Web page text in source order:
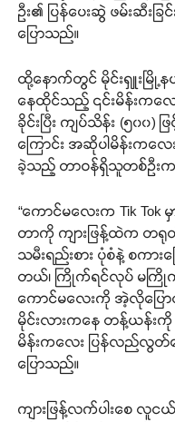
ဦး၏ ပြန်ပေးဆွဲ ဖမ်းဆီးခြ
ပြောသည်။
ထို့နောက်တွင် မိုင်းရှူးမြို့န
နေထိုင်သည့် ၎င်းမိန်းကလ
ခိုင်းပြီး ကျပ်သိန်း (၅၀၀)
ကြောင်း အဆိုပါမိန်းကလ
ခဲ့သည့် တာဝန်ရှိသူတစ်ဦးက
“ကောင်မလေးက Tik
တာကို ကျားဖြန့်ထဲက
သမီးရည်းစား ပုံစံနဲ့ စကား
တယ်၊ ကြိုက်ရင်လုပ် မကြို
ကောင်မလေးကို အဲ့လိုပြော
မိုင်းလားကနေ တန့်ယန်းကို
မိန်းကလေး ပြန်လည်လွတ်
ပြောသည်။
ကျားဖြန့်လက်ပါးစေ လူင